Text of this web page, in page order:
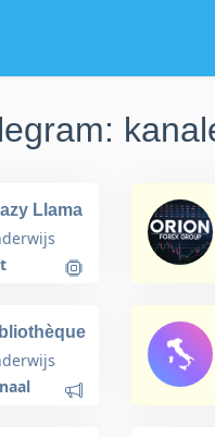
Llama
livres du